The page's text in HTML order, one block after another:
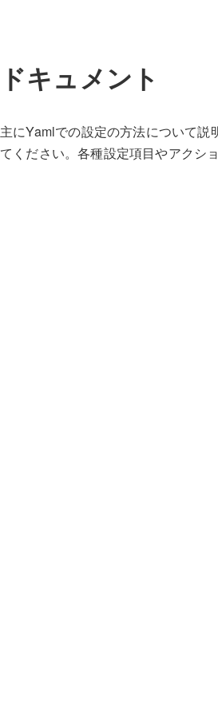
ドキュメント
主にYamlでの設定の方法について説
てください。各種設定項目やアクシ